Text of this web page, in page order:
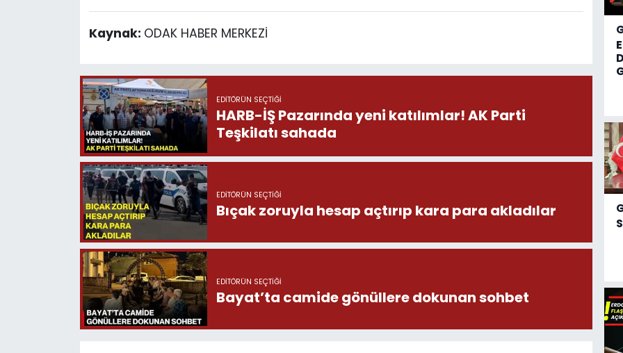
Kaynak: ODAK HABER MERKEZİ
EDITÖRÜN SEÇTIĞI
HARB-İŞ Pazarında yeni katılımlar! AK Parti
Teşkilatı sahada
EDITÖRÜN SEÇTIĞI
Bıçak zoruyla hesap açtırıp kara para akladılar
EDITÖRÜN SEÇTIĞI
Bayat’ta camide gönüllere dokunan sohbet